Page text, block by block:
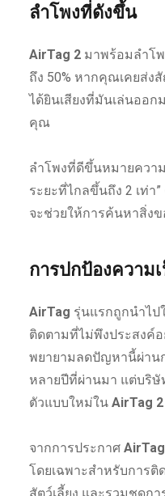
ลำโพงที่ดังขึ้น
AirTag 2มาพร้อมลำโ
ถึง 50% หากคุณเคยส่ง
ได้ยินเสียงที่มันเล่นออก
คุณ
ลำโพงที่ดีขึ้นหมายควา
ระยะที่ไกลขึ้นถึง 2 เท่า
จะช่วยให้การค้นหาสิ่ง
การปกป้องความ
AirTag รุ่นแรกถูกนำไป
ติดตามที่ไม่พึงประสงค์อ
พยายามลดปัญหานี้ผ่าน
หลายปีที่ผ่านมา แต่บริ
ตัวแบบใหม่ใน AirTag 2
จากการประกาศ AirTag
โดยเฉพาะสำหรับการ